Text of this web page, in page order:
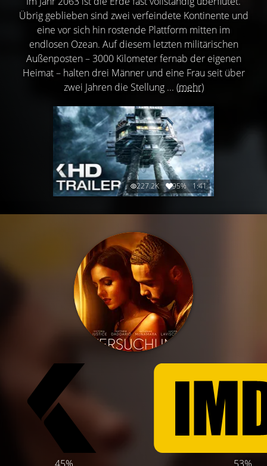
Übrig geblieben sind zwei verfeindete Kontinente und
eine vor sich hin rostende Plattform mitten im
endlosen Ozean. Auf diesem letzten militärischen
Außenposten – 3000 Kilometer fernab der eigenen
Heimat – halten drei Männer und eine Frau seit über
zwei Jahren die Stellung ... (mehr)
227.2K 95% 1:41